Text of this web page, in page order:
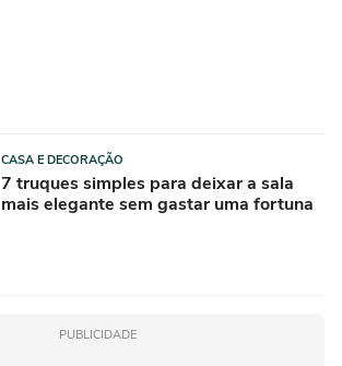
CASA E DECORAÇÃO
7 truques simples para deixar a sala
mais elegante sem gastar uma fortuna
PUBLICIDADE